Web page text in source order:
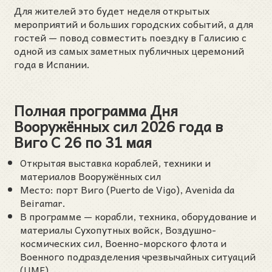
Для жителей это будет неделя открытых
мероприятий и больших городских событий, а для
гостей — повод совместить поездку в Галисию с
одной из самых заметных публичных церемоний
года в Испании.
Полная программа Дня
Вооружённых сил 2026 года в
Виго С 26 по 31 мая
Открытая выставка кораблей, техники и
материалов Вооружённых сил
Место: порт Виго (Puerto de Vigo), Avenida da
Beiramar.
В программе — корабли, техника, оборудование и
материалы Сухопутных войск, Воздушно-
космических сил, Военно-морского флота и
Военного подразделения чрезвычайных ситуаций